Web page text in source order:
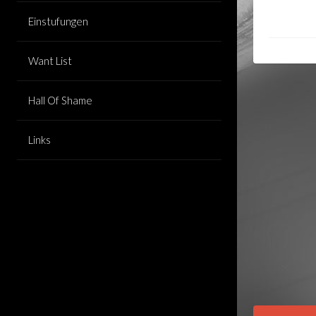
Einstufungen
Want List
Hall Of Shame
Links